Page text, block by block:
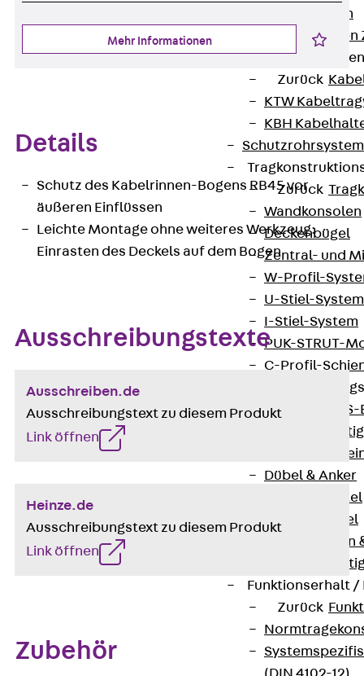
Kabelwannen
Kabelschellen
Zurück
KTW
KBH
Zurück
Wandkonsolen
Deckenbügel
Zentral- und
W-Profil-
U-Stiel-System
I-Stiel-System
PUK-STRUT-
C-Profil-
KTS-
Zurück
Dübel & Anker
Abhängemittel
Schraubmittel
Ankermuttern
Funktionserhalt
Zurück
Mehr Informationen
Details
Schutz des Kabelrinnen-Bogens RB45 vor
äußeren Einflüssen
Leichte Montage ohne weiteres Werkzeug:
Einrasten des Deckels auf dem Bogen
Ausschreibungstexte
Ausschreiben.de
Ausschreibungstext zu diesem Produkt
Link öffnen
Heinze.de
Ausschreibungstext zu diesem Produkt
Link öffnen
Zubehör